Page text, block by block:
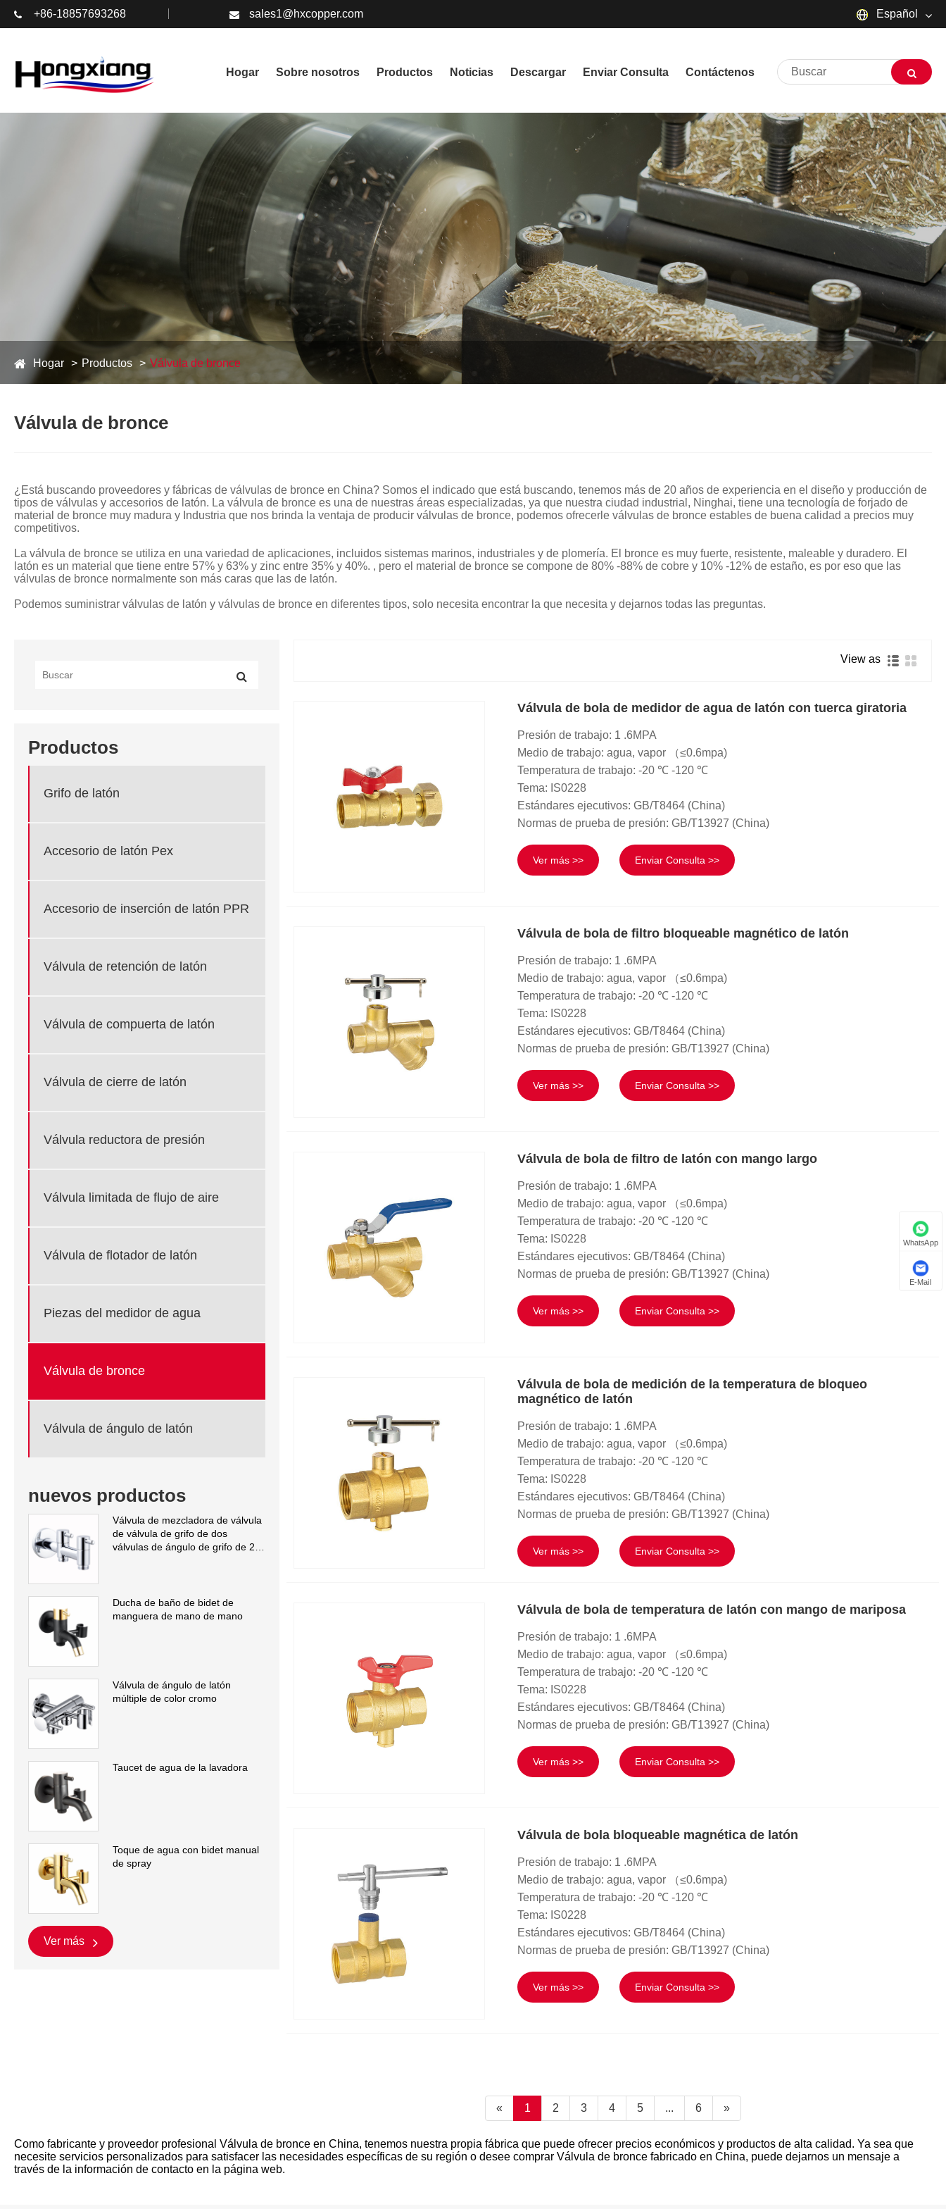
+86-18857693268 sales1@hxcopper.com Español
Français
Español
العربية
שפה עברית
Português
Italiano
Polski
Svenska
český
Latine
Hogar Sobre nosotros Productos Noticias Descargar Enviar Consulta Contáctenos
Hogar Productos Válvula de bronce
Válvula de bronce
¿Está buscando proveedores y fábricas de válvulas de bronce en China? Somos el indicado que está buscando, tenemos más de 20 años de experiencia en el diseño y producción de
tipos de válvulas y accesorios de latón. La válvula de bronce es una de nuestras áreas especializadas, ya que nuestra ciudad industrial, Ninghai, tiene una tecnología de forjado de
material de bronce muy madura y Industria que nos brinda la ventaja de producir válvulas de bronce, podemos ofrecerle válvulas de bronce estables de buena calidad a precios muy
competitivos.
La válvula de bronce se utiliza en una variedad de aplicaciones, incluidos sistemas marinos, industriales y de plomería. El bronce es muy fuerte, resistente, maleable y duradero. El
latón es un material que tiene entre 57% y 63% y zinc entre 35% y 40%. , pero el material de bronce se compone de 80% -88% de cobre y 10% -12% de estaño, es por eso que las
válvulas de bronce normalmente son más caras que las de latón.
Podemos suministrar válvulas de latón y válvulas de bronce en diferentes tipos, solo necesita encontrar la que necesita y dejarnos todas las preguntas.
Productos
Grifo de latón
Accesorio de latón Pex
Accesorio de inserción de latón PPR
Válvula de retención de latón
Válvula de compuerta de latón
Válvula de cierre de latón
Válvula reductora de presión
Válvula limitada de flujo de aire
Válvula de flotador de latón
Piezas del medidor de agua
Válvula de bronce
Válvula de ángulo de latón
nuevos productos
Válvula de mezcladora de válvula
de válvula de grifo de dos
válvulas de ángulo de grifo de 2
Ducha de baño de bidet de
manguera de mano de mano
Válvula de ángulo de latón
múltiple de color cromo
Taucet de agua de la lavadora
Toque de agua con bidet manual
de spray
Ver más
View as
Válvula de bola de medidor de agua de latón con tuerca giratoria
Presión de trabajo: 1 .6MPA
Medio de trabajo: agua, vapor （≤0.6mpa)
Temperatura de trabajo: -20 ℃ -120 ℃
Tema: IS0228
Estándares ejecutivos: GB/T8464 (China)
Normas de prueba de presión: GB/T13927 (China)
Ver más >> Enviar Consulta >>
Válvula de bola de filtro bloqueable magnético de latón
Presión de trabajo: 1 .6MPA
Medio de trabajo: agua, vapor （≤0.6mpa)
Temperatura de trabajo: -20 ℃ -120 ℃
Tema: IS0228
Estándares ejecutivos: GB/T8464 (China)
Normas de prueba de presión: GB/T13927 (China)
Ver más >> Enviar Consulta >>
Válvula de bola de filtro de latón con mango largo
Presión de trabajo: 1 .6MPA
Medio de trabajo: agua, vapor （≤0.6mpa)
Temperatura de trabajo: -20 ℃ -120 ℃
Tema: IS0228
Estándares ejecutivos: GB/T8464 (China)
Normas de prueba de presión: GB/T13927 (China)
Ver más >> Enviar Consulta >>
Válvula de bola de medición de la temperatura de bloqueo
magnético de latón
Presión de trabajo: 1 .6MPA
Medio de trabajo: agua, vapor （≤0.6mpa)
Temperatura de trabajo: -20 ℃ -120 ℃
Tema: IS0228
Estándares ejecutivos: GB/T8464 (China)
Normas de prueba de presión: GB/T13927 (China)
Ver más >> Enviar Consulta >>
Válvula de bola de temperatura de latón con mango de mariposa
Presión de trabajo: 1 .6MPA
Medio de trabajo: agua, vapor （≤0.6mpa)
Temperatura de trabajo: -20 ℃ -120 ℃
Tema: IS0228
Estándares ejecutivos: GB/T8464 (China)
Normas de prueba de presión: GB/T13927 (China)
Ver más >> Enviar Consulta >>
Válvula de bola bloqueable magnética de latón
Presión de trabajo: 1 .6MPA
Medio de trabajo: agua, vapor （≤0.6mpa)
Temperatura de trabajo: -20 ℃ -120 ℃
Tema: IS0228
Estándares ejecutivos: GB/T8464 (China)
Normas de prueba de presión: GB/T13927 (China)
Ver más >> Enviar Consulta >>
« 1 2 3 4 5 ... 6 »
Como fabricante y proveedor profesional Válvula de bronce en China, tenemos nuestra propia fábrica que puede ofrecer precios económicos y productos de alta calidad. Ya sea que
necesite servicios personalizados para satisfacer las necesidades específicas de su región o desee comprar Válvula de bronce fabricado en China, puede dejarnos un mensaje a
través de la información de contacto en la página web.
WhatsApp
E-Mail